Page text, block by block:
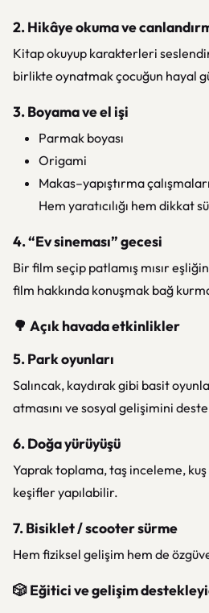
2. Hikâye okuma ve
Kitap okuyup karakterleri
birlikte oynatmak çocuğun hayal
3. Boyama ve el işi
Parmak boyası
Origami
Makas–yapıştırma çalışmaları
Hem yaratıcılığı hem dikkat
4. “Ev sineması” gecesi
Bir film seçip patlamış mısır
film hakkında konuşmak bağ
🌳 Açık havada etkinlikler
5. Park oyunları
Salıncak, kaydırak gibi basit
atmasını ve sosyal gelişimini
6. Doğa yürüyüşü
Yaprak toplama, taş inceleme,
keşifler yapılabilir.
7. Bisiklet / scooter sürme
Hem fiziksel gelişim hem de
🎲 Eğitici ve gelişim